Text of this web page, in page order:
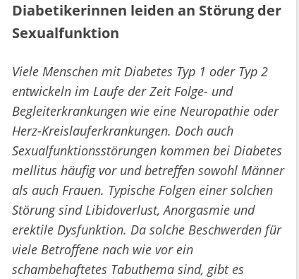
Diabetikerinnen leiden an Störung der
Sexualfunktion
Viele Menschen mit Diabetes Typ 1 oder Typ 2
entwickeln im Laufe der Zeit Folge- und
Begleiterkrankungen wie eine Neuropathie oder
Herz-Kreislauferkrankungen. Doch auch
Sexualfunktionsstörungen kommen bei Diabetes
mellitus häufig vor und betreffen sowohl Männer
als auch Frauen. Typische Folgen einer solchen
Störung sind Libidoverlust, Anorgasmie und
erektile Dysfunktion. Da solche Beschwerden für
viele Betroffene nach wie vor ein
schambehaftetes Tabuthema sind, gibt es